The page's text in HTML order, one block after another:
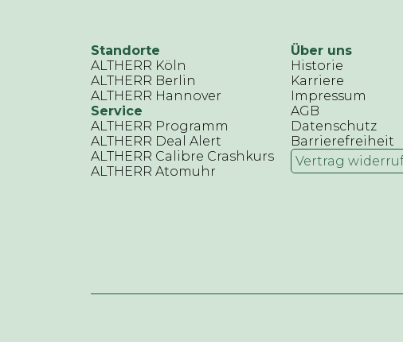
Standorte
ALTHERR Köln
ALTHERR Berlin
ALTHERR Hannover
Service
ALTHERR Programm
ALTHERR Deal Alert
ALTHERR Calibre Crashkurs
ALTHERR Atomuhr
Über uns
Historie
Karriere
Impressum
AGB
Datenschutz
Barrierefreiheit
Vertrag